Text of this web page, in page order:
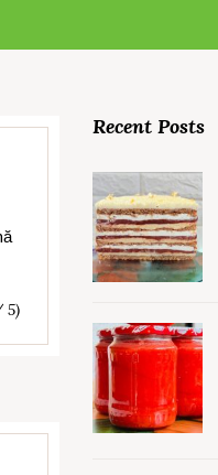
5)
Recent Posts